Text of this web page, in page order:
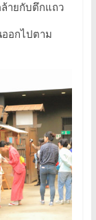
ล้ายกับตึกแถว
อกไปตาม